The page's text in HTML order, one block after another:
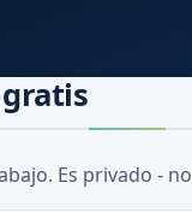
Es privado -